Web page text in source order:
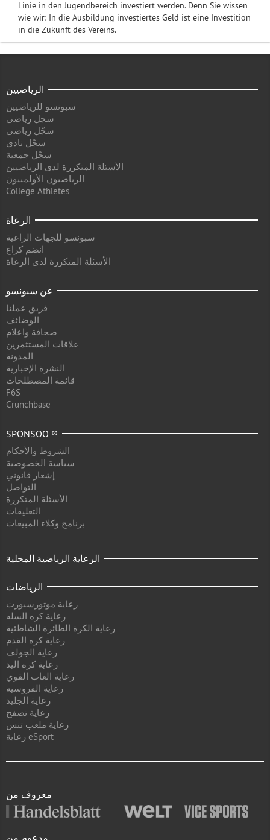
Linie in den Jugendbereich investiert werden. Denn Sie wissen
wie wir: In die Ausbildung investiertes Geld ist eine Investition
in die Zukunft des Vereins.
الرياضيين
سبونسو للرياضيين
سجل رياضي
سجّل رياضي
سجّل نادي
سجّل جمعية
الأسئلة المتكررة لدى الرياضيين
الرياضيون الأولمبيون
College Athletes
الرعاة
سبونسو للجهات الراعية
انضم كراع
الأسئلة المتكررة لدى الرعاة
عن سبونسو
فريق عملنا
الوضائف
صحافة واعلام
علاقات المستثمرين
المدونة
النشرة الإخبارية
قائمة المصطلحات
F6S
Crunchbase
SPONSOO ®
الشروط والأحكام
سياسة الخصوصية
إشعار قانوني
التواصل
الأسئلة المتكررة
التعليقات
برنامج وكلاء المبيعات
الرعاية الرياضية المحلية
الرياضات
رعاية موتورسبورت
رعاية كره السله
رعاية الكرة الطائرة الشاطئية
رعاية كره القدم
رعاية الجولف
رعاية كره اليد
رعاية العاب القوي
رعاية الفروسيه
رعاية الجليد
رعاية تصفح
رعاية ملعب تنس
رعاية eSport
معروف من
مدعوم من